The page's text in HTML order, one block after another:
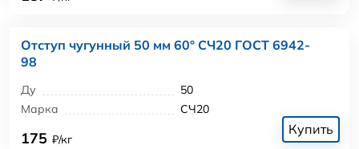
Отступ чугунный 50 мм 60° СЧ20 ГОСТ 6942-
98
Ду
50
Марка
СЧ20
175 ₽/кг
Купить